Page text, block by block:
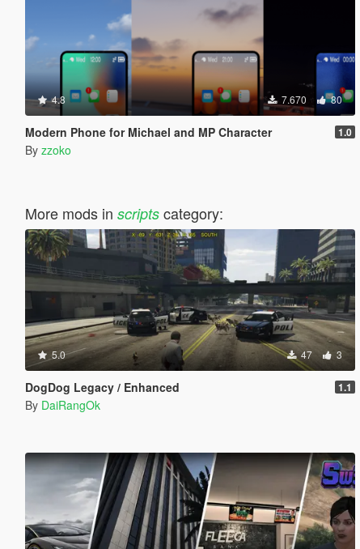
4.8 7.670 80
Modern Phone for Michael and MP Character 1.0
By zzoko
More mods in scriptscategory:
5.0 47 3
DogDog Legacy / Enhanced 1.1
By DaiRangOk